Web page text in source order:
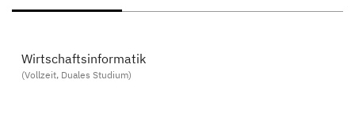
Wirtschaftsinformatik
(Vollzeit, Duales Studium)